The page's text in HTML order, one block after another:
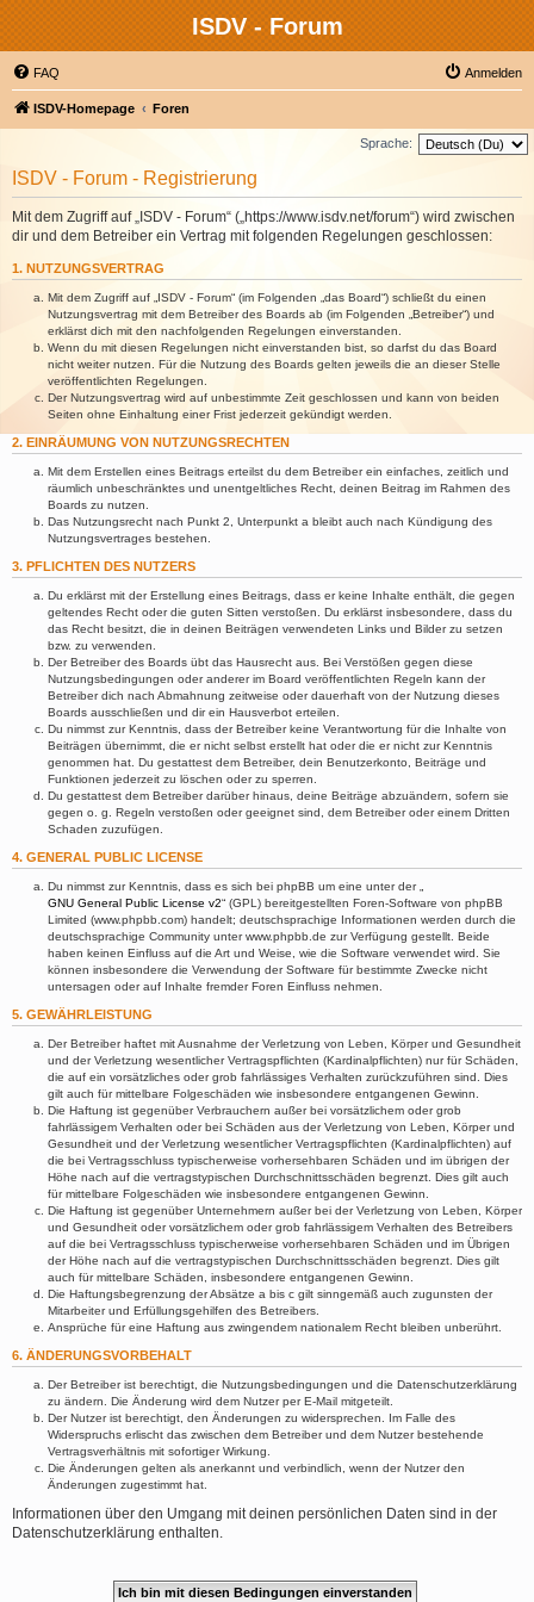
ISDV - Forum
FAQ Anmelden
ISDV-Homepage Foren
Sprache:
ISDV - Forum - Registrierung
Mit dem Zugriff auf „ISDV - Forum“ („https://www.isdv.net/forum“) wird zwischen
dir und dem Betreiber ein Vertrag mit folgenden Regelungen geschlossen:
1. NUTZUNGSVERTRAG
Mit dem Zugriff auf „ISDV - Forum“ (im Folgenden „das Board“) schließt du einen
Nutzungsvertrag mit dem Betreiber des Boards ab (im Folgenden „Betreiber“) und
erklärst dich mit den nachfolgenden Regelungen einverstanden.
Wenn du mit diesen Regelungen nicht einverstanden bist, so darfst du das Board
nicht weiter nutzen. Für die Nutzung des Boards gelten jeweils die an dieser Stelle
veröffentlichten Regelungen.
Der Nutzungsvertrag wird auf unbestimmte Zeit geschlossen und kann von beiden
Seiten ohne Einhaltung einer Frist jederzeit gekündigt werden.
2. EINRÄUMUNG VON NUTZUNGSRECHTEN
Mit dem Erstellen eines Beitrags erteilst du dem Betreiber ein einfaches, zeitlich und
räumlich unbeschränktes und unentgeltliches Recht, deinen Beitrag im Rahmen des
Boards zu nutzen.
Das Nutzungsrecht nach Punkt 2, Unterpunkt a bleibt auch nach Kündigung des
Nutzungsvertrages bestehen.
3. PFLICHTEN DES NUTZERS
Du erklärst mit der Erstellung eines Beitrags, dass er keine Inhalte enthält, die gegen
geltendes Recht oder die guten Sitten verstoßen. Du erklärst insbesondere, dass du
das Recht besitzt, die in deinen Beiträgen verwendeten Links und Bilder zu setzen
bzw. zu verwenden.
Der Betreiber des Boards übt das Hausrecht aus. Bei Verstößen gegen diese
Nutzungsbedingungen oder anderer im Board veröffentlichten Regeln kann der
Betreiber dich nach Abmahnung zeitweise oder dauerhaft von der Nutzung dieses
Boards ausschließen und dir ein Hausverbot erteilen.
Du nimmst zur Kenntnis, dass der Betreiber keine Verantwortung für die Inhalte von
Beiträgen übernimmt, die er nicht selbst erstellt hat oder die er nicht zur Kenntnis
genommen hat. Du gestattest dem Betreiber, dein Benutzerkonto, Beiträge und
Funktionen jederzeit zu löschen oder zu sperren.
Du gestattest dem Betreiber darüber hinaus, deine Beiträge abzuändern, sofern sie
gegen o. g. Regeln verstoßen oder geeignet sind, dem Betreiber oder einem Dritten
Schaden zuzufügen.
4. GENERAL PUBLIC LICENSE
Du nimmst zur Kenntnis, dass es sich bei phpBB um eine unter der „
GNU General Public License v2“ (GPL) bereitgestellten Foren-Software von phpBB
Limited (www.phpbb.com) handelt; deutschsprachige Informationen werden durch die
deutschsprachige Community unter www.phpbb.de zur Verfügung gestellt. Beide
haben keinen Einfluss auf die Art und Weise, wie die Software verwendet wird. Sie
können insbesondere die Verwendung der Software für bestimmte Zwecke nicht
untersagen oder auf Inhalte fremder Foren Einfluss nehmen.
5. GEWÄHRLEISTUNG
Der Betreiber haftet mit Ausnahme der Verletzung von Leben, Körper und Gesundheit
und der Verletzung wesentlicher Vertragspflichten (Kardinalpflichten) nur für Schäden,
die auf ein vorsätzliches oder grob fahrlässiges Verhalten zurückzuführen sind. Dies
gilt auch für mittelbare Folgeschäden wie insbesondere entgangenen Gewinn.
Die Haftung ist gegenüber Verbrauchern außer bei vorsätzlichem oder grob
fahrlässigem Verhalten oder bei Schäden aus der Verletzung von Leben, Körper und
Gesundheit und der Verletzung wesentlicher Vertragspflichten (Kardinalpflichten) auf
die bei Vertragsschluss typischerweise vorhersehbaren Schäden und im übrigen der
Höhe nach auf die vertragstypischen Durchschnittsschäden begrenzt. Dies gilt auch
für mittelbare Folgeschäden wie insbesondere entgangenen Gewinn.
Die Haftung ist gegenüber Unternehmern außer bei der Verletzung von Leben, Körper
und Gesundheit oder vorsätzlichem oder grob fahrlässigem Verhalten des Betreibers
auf die bei Vertragsschluss typischerweise vorhersehbaren Schäden und im Übrigen
der Höhe nach auf die vertragstypischen Durchschnittsschäden begrenzt. Dies gilt
auch für mittelbare Schäden, insbesondere entgangenen Gewinn.
Die Haftungsbegrenzung der Absätze a bis c gilt sinngemäß auch zugunsten der
Mitarbeiter und Erfüllungsgehilfen des Betreibers.
Ansprüche für eine Haftung aus zwingendem nationalem Recht bleiben unberührt.
6. ÄNDERUNGSVORBEHALT
Der Betreiber ist berechtigt, die Nutzungsbedingungen und die Datenschutzerklärung
zu ändern. Die Änderung wird dem Nutzer per E-Mail mitgeteilt.
Der Nutzer ist berechtigt, den Änderungen zu widersprechen. Im Falle des
Widerspruchs erlischt das zwischen dem Betreiber und dem Nutzer bestehende
Vertragsverhältnis mit sofortiger Wirkung.
Die Änderungen gelten als anerkannt und verbindlich, wenn der Nutzer den
Änderungen zugestimmt hat.
Informationen über den Umgang mit deinen persönlichen Daten sind in der
Datenschutzerklärung enthalten.